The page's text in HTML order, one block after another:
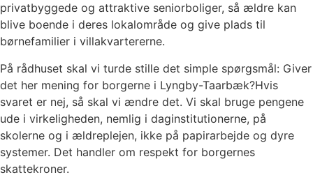
privatbyggede og attraktive seniorboliger, så ældre kan
blive boende i deres lokalområde og give plads til
børnefamilier i villakvartererne.
På rådhuset skal vi turde stille det simple spørgsmål: Giver
det her mening for borgerne i Lyngby-Taarbæk?Hvis
svaret er nej, så skal vi ændre det. Vi skal bruge pengene
ude i virkeligheden, nemlig i daginstitutionerne, på
skolerne og i ældreplejen, ikke på papirarbejde og dyre
systemer. Det handler om respekt for borgernes
skattekroner.